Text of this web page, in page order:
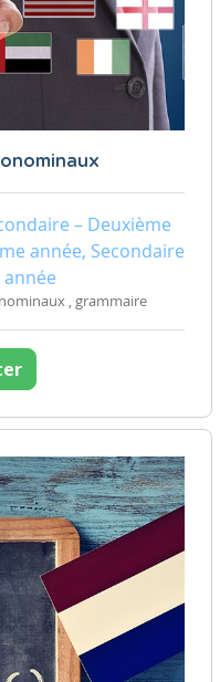
– Deuxième
année, Secondaire
, grammaire